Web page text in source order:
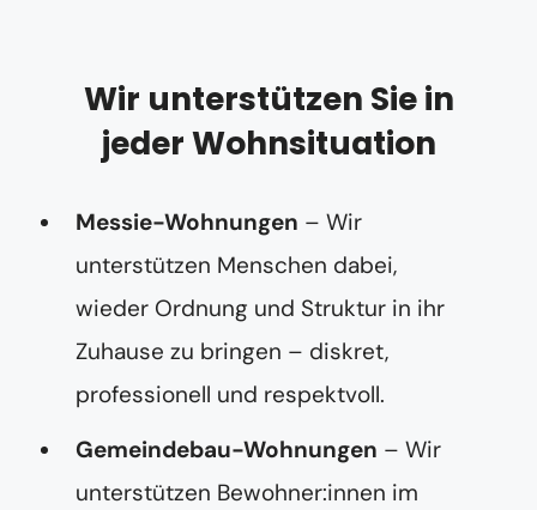
Wir unterstützen Sie in
jeder Wohnsituation
Messie-Wohnungen – Wir
unterstützen Menschen dabei,
wieder Ordnung und Struktur in ihr
Zuhause zu bringen – diskret,
professionell und respektvoll.
Gemeindebau-Wohnungen – Wir
unterstützen Bewohner:innen im